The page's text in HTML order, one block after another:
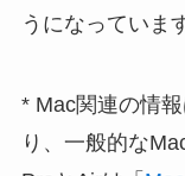
うになっていま
* Mac関連の情
り、一般的な